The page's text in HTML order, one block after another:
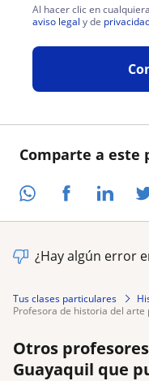
Comparte a este
Al hacer clic en
aviso legal y de
¿Hay algún error
Tus clases particulares
profesora de historia del
Otros
Guayaquil que